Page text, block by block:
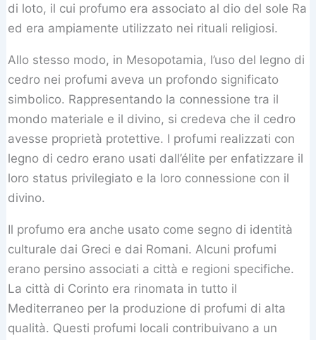
di loto, il cui profumo era associato al dio del sole Ra
ed era ampiamente utilizzato nei rituali religiosi.
Allo stesso modo, in Mesopotamia, l’uso del legno di
cedro nei profumi aveva un profondo significato
simbolico. Rappresentando la connessione tra il
mondo materiale e il divino, si credeva che il cedro
avesse proprietà protettive. I profumi realizzati con
legno di cedro erano usati dall’élite per enfatizzare il
loro status privilegiato e la loro connessione con il
divino.
Il profumo era anche usato come segno di identità
culturale dai Greci e dai Romani. Alcuni profumi
erano persino associati a città e regioni specifiche.
La città di Corinto era rinomata in tutto il
Mediterraneo per la produzione di profumi di alta
qualità. Questi profumi locali contribuivano a un